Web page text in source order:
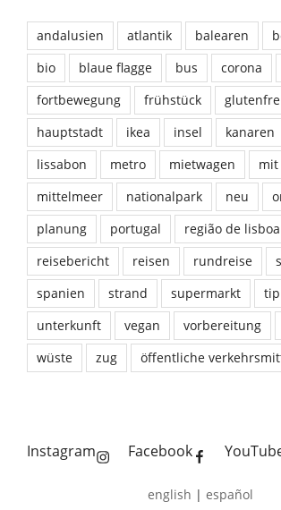
andalusien atlantik balearen
bio
blaue flagge bus corona
fortbewegung
frühstück
hauptstadt
ikea insel kanaren
lissabon
metro mietwagen
mit
mittelmeer
nationalpark neu
planung
portugal
região de lisboa
reisebericht
reisen rundreise
spanien
strand supermarkt
unterkunft
vegan vorbereitung
wüste
zug öffentliche
Instagram Facebook
english | español